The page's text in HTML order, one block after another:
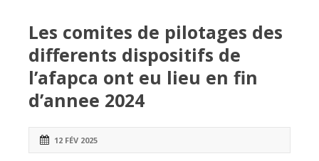
Les comites de pilotages des
differents dispositifs de
l’afapca ont eu lieu en fin
d’annee 2024
12 FÉV 2025